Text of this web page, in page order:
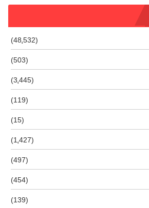
(48٬532)
(503)
(3٬445)
(119)
(15)
(1٬427)
(497)
(454)
(139)